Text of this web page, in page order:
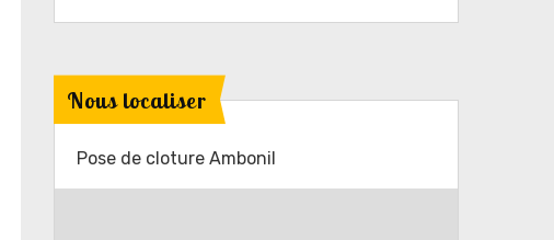
Nous localiser
Pose de cloture Ambonil